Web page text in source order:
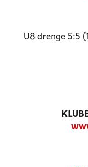
U8 drenge 5:5